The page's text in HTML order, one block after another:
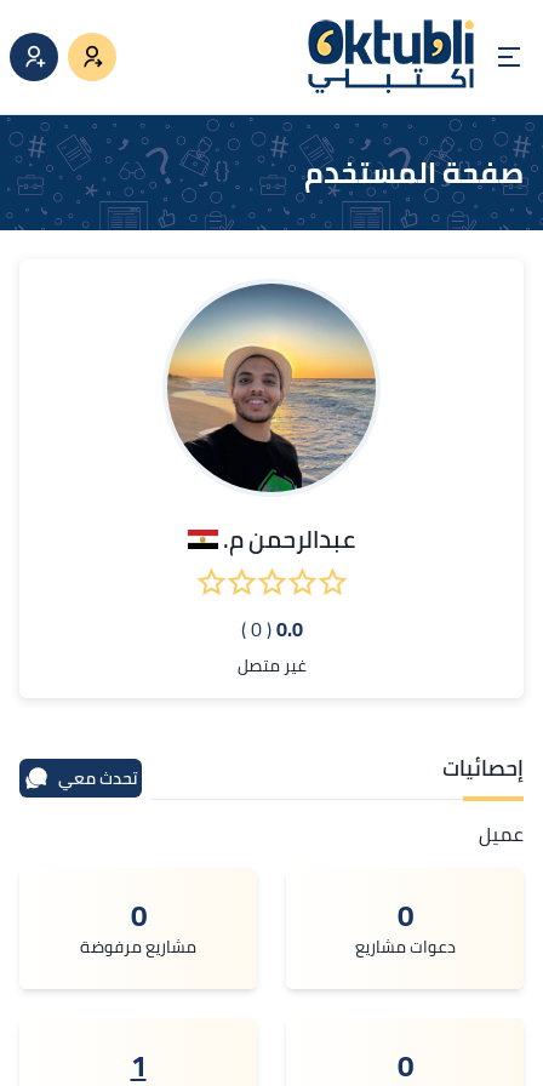
صفحة المستخدم
عبدالرحمن م.
0.0
( 0 )
غير متصل
إحصائيات تحدث معي
عميل
0
دعوات مشاريع
0
مشاريع مرفوضة
0
1